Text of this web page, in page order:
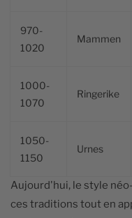
970-
1020
Mammen
1000-
1070
Ringerike
1050-
1150
Urnes
Aujourd'hui, le style
ces traditions tout en